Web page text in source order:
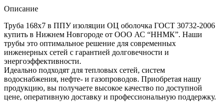
Описание
Труба 168х7 в ППУ изоляции ОЦ оболочка ГОСТ 30732-2006
купить в Нижнем Новгороде от ООО АС “ННМК”. Наши
трубы это оптимальное решение для современных
инженерных сетей с гарантией долговечности и
энергоэффективности.
Идеально подходят для тепловых сетей, систем
водоснабжения, нефте- и газопроводов. Приобретая нашу
продукцию, вы получаете высокое качество по доступной
цене, оперативную доставку и профессиональную поддержку.